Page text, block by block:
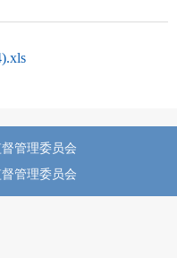
管理委员会
管理委员会